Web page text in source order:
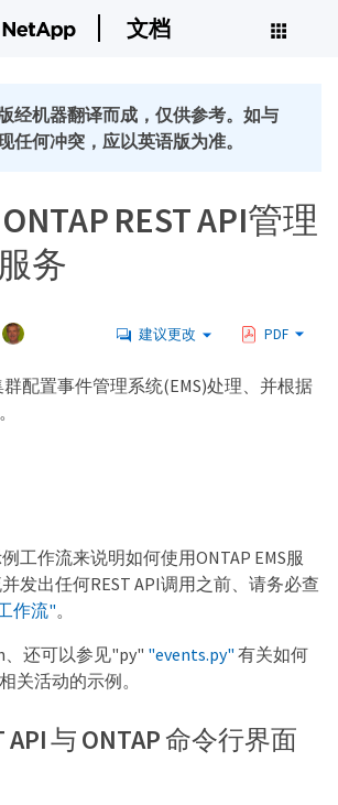
文档
经机器翻译而成，仅供参考。如与
任何冲突，应以英语版为准。
REST API管理
务
建议更改 PDF
配置事件管理系统(EMS)处理、并根据
工作流来说明如何使用ONTAP EMS服
发出任何REST API调用之前、请务必查
作流"。
还可以参见"py" "events.py" 有关如何
关活动的示例。
API 与 ONTAP 命令行界面